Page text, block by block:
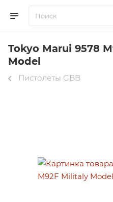
Tokyo Marui 9578
Model
Пистолеты GBB